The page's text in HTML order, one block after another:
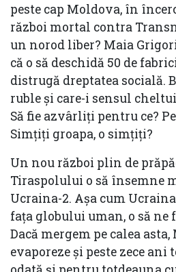
peste cap Moldova, în
război mortal contra
un norod liber? Maia
că o să deschidă 50 de
distrugă dreptatea socială.
ruble și care-i sensul
Să fie azvârliți pentru ce?
Simțiți groapa, o simțiți?
Un nou război plin de
Tiraspolului o să însemne
Ucraina-2. Așa cum
fața globului uman, o să ne
Dacă mergem pe calea asta,
evaporeze și peste zece ani